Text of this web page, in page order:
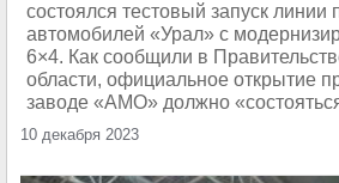
состоялся тестовый запуск линии
автомобилей «Урал» с
6×4. Как сообщили в
области, официальное открытие
заводе «АМО» должно
10 декабря 2023